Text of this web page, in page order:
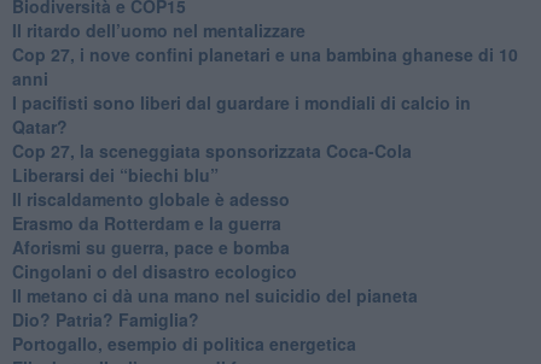
Biodiversità e COP15
​Il ritardo dell’uomo nel mentalizzare
​Cop 27, i nove confini planetari e una bambina ghanese di 10
anni
​I pacifisti sono liberi dal guardare i mondiali di calcio in
Qatar?
​Cop 27, la sceneggiata sponsorizzata Coca-Cola
​Liberarsi dei “biechi blu”
Il riscaldamento globale è adesso
​Erasmo da Rotterdam e la guerra
​Aforismi su guerra, pace e bomba
Cingolani o del disastro ecologico
​Il metano ci dà una mano nel suicidio del pianeta
​Dio? Patria? Famiglia?
Portogallo, esempio di politica energetica